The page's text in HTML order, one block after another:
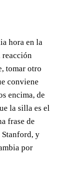
hora en la
reacción
tomar otro
conviene
encima, de
la silla es el
frase de
Stanford, y
por